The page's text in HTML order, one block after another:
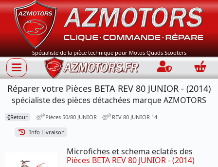
Spécialiste de la pièce technique pour Motos Quads Scooters
Connection
Réparer votre Pièces BETA REV 80 JUNIOR - (2014)
spécialiste des pièces détachées marque AZMOTORS
⟪Retour Pièces 50/80 JUNIOR REV 80 JUNIOR 14
Info Livraison
Microfiches et schema eclatés des
Pièces BETA REV 80 JUNIOR - (2014)